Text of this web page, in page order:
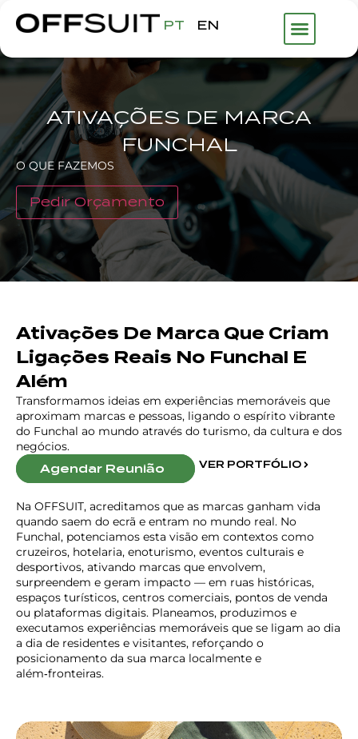
PT EN
ATIVAÇÕES DE MARCA
FUNCHAL
O QUE FAZEMOS
Pedir Orçamento
Ativações De Marca Que Criam
Ligações Reais No Funchal E
Além
Transformamos ideias em experiências memoráveis que
aproximam marcas e pessoas, ligando o espírito vibrante
do Funchal ao mundo através do turismo, da cultura e dos
negócios.
Agendar Reunião VER PORTFÓLIO
Na OFFSUIT, acreditamos que as marcas ganham vida
quando saem do ecrã e entram no mundo real. No
Funchal, potenciamos esta visão em contextos como
cruzeiros, hotelaria, enoturismo, eventos culturais e
desportivos, ativando marcas que envolvem,
surpreendem e geram impacto — em ruas históricas,
espaços turísticos, centros comerciais, pontos de venda
ou plataformas digitais. Planeamos, produzimos e
executamos experiências memoráveis que se ligam ao dia
a dia de residentes e visitantes, reforçando o
posicionamento da sua marca localmente e
além‑fronteiras.